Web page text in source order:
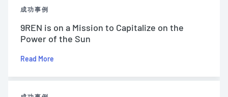
成功事例
9REN is on a Mission to Capitalize on the
Power of the Sun
Read More